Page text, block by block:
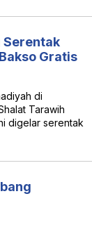
Serentak
Gratis
di
Tarawih
digelar serentak